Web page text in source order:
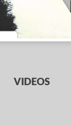
VIDEOS